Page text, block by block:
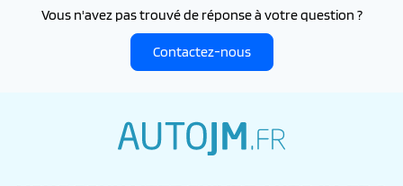
Vous n'avez pas trouvé de réponse à votre question ?
Contactez-nous